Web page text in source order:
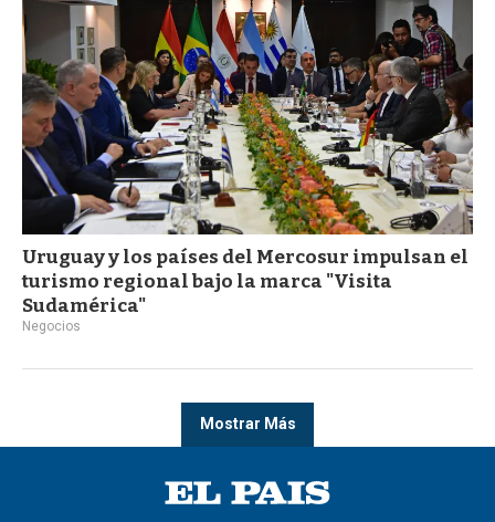
Uruguay y los países del Mercosur impulsan el
turismo regional bajo la marca "Visita
Sudamérica"
Negocios
Mostrar Más